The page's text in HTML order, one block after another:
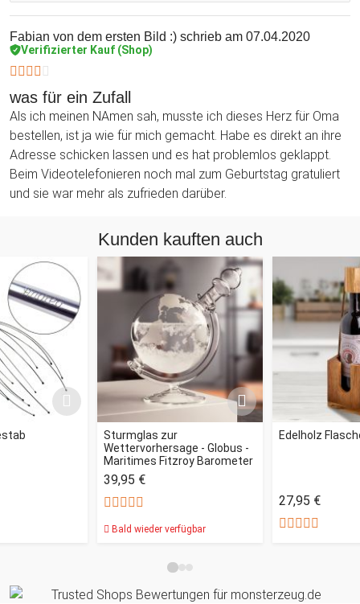
wunderbare Weise. Dadurch wird auf den ersten Blick
sichtbar, von wem das liebevolle Geschenk für Oma stammt.
Fabian von dem ersten Bild :) schrieb am 07.04.2020
Verifizierter Kauf (Shop)
was für ein Zufall
Als ich meinen NAmen sah, musste ich dieses Herz für Oma
bestellen, ist ja wie für mich gemacht. Habe es direkt an ihre
Adresse schicken lassen und es hat problemlos geklappt.
Beim Videotelefonieren noch mal zum Geburtstag gratuliert
und sie war mehr als zufrieden darüber.
Kunden kauften auch
Sturmglas zur
Wettervorhersage - Globus -
Maritimes Fitzroy Barometer
39,95 €
Bald wieder verfügbar
Edelholz
27,95 €